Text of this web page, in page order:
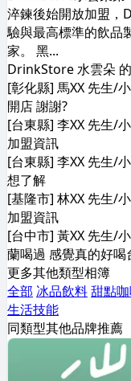
淬鍊後始開放加盟，
驗與最高標準的飲品
家。 黑...
DrinkStore 水雲朵
[彰化縣] 馬XX 先生/
開店 謝謝?
[台東縣] 李XX 先生/
加盟資訊
[台東縣] 李XX 先生/
想了解
[基隆市] 林XX 先生/
加盟資訊
[台中市] 黃XX 先生/
蘭喝過 感覺真的好喝
更多其他類型相簿
全部 冰品飲料甜點
生活技能
同類型其他品牌推薦